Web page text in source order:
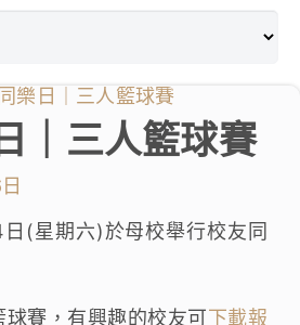
校活動
｜三人籃球賽
(星期六)於母校舉行校友同
賽，有興趣的校友可下載報